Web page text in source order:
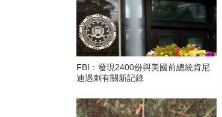
FBI：發現2400份與美國前總統肯尼
迪遇刺有關新記錄